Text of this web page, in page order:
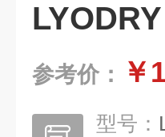
参考价： ￥
型号：